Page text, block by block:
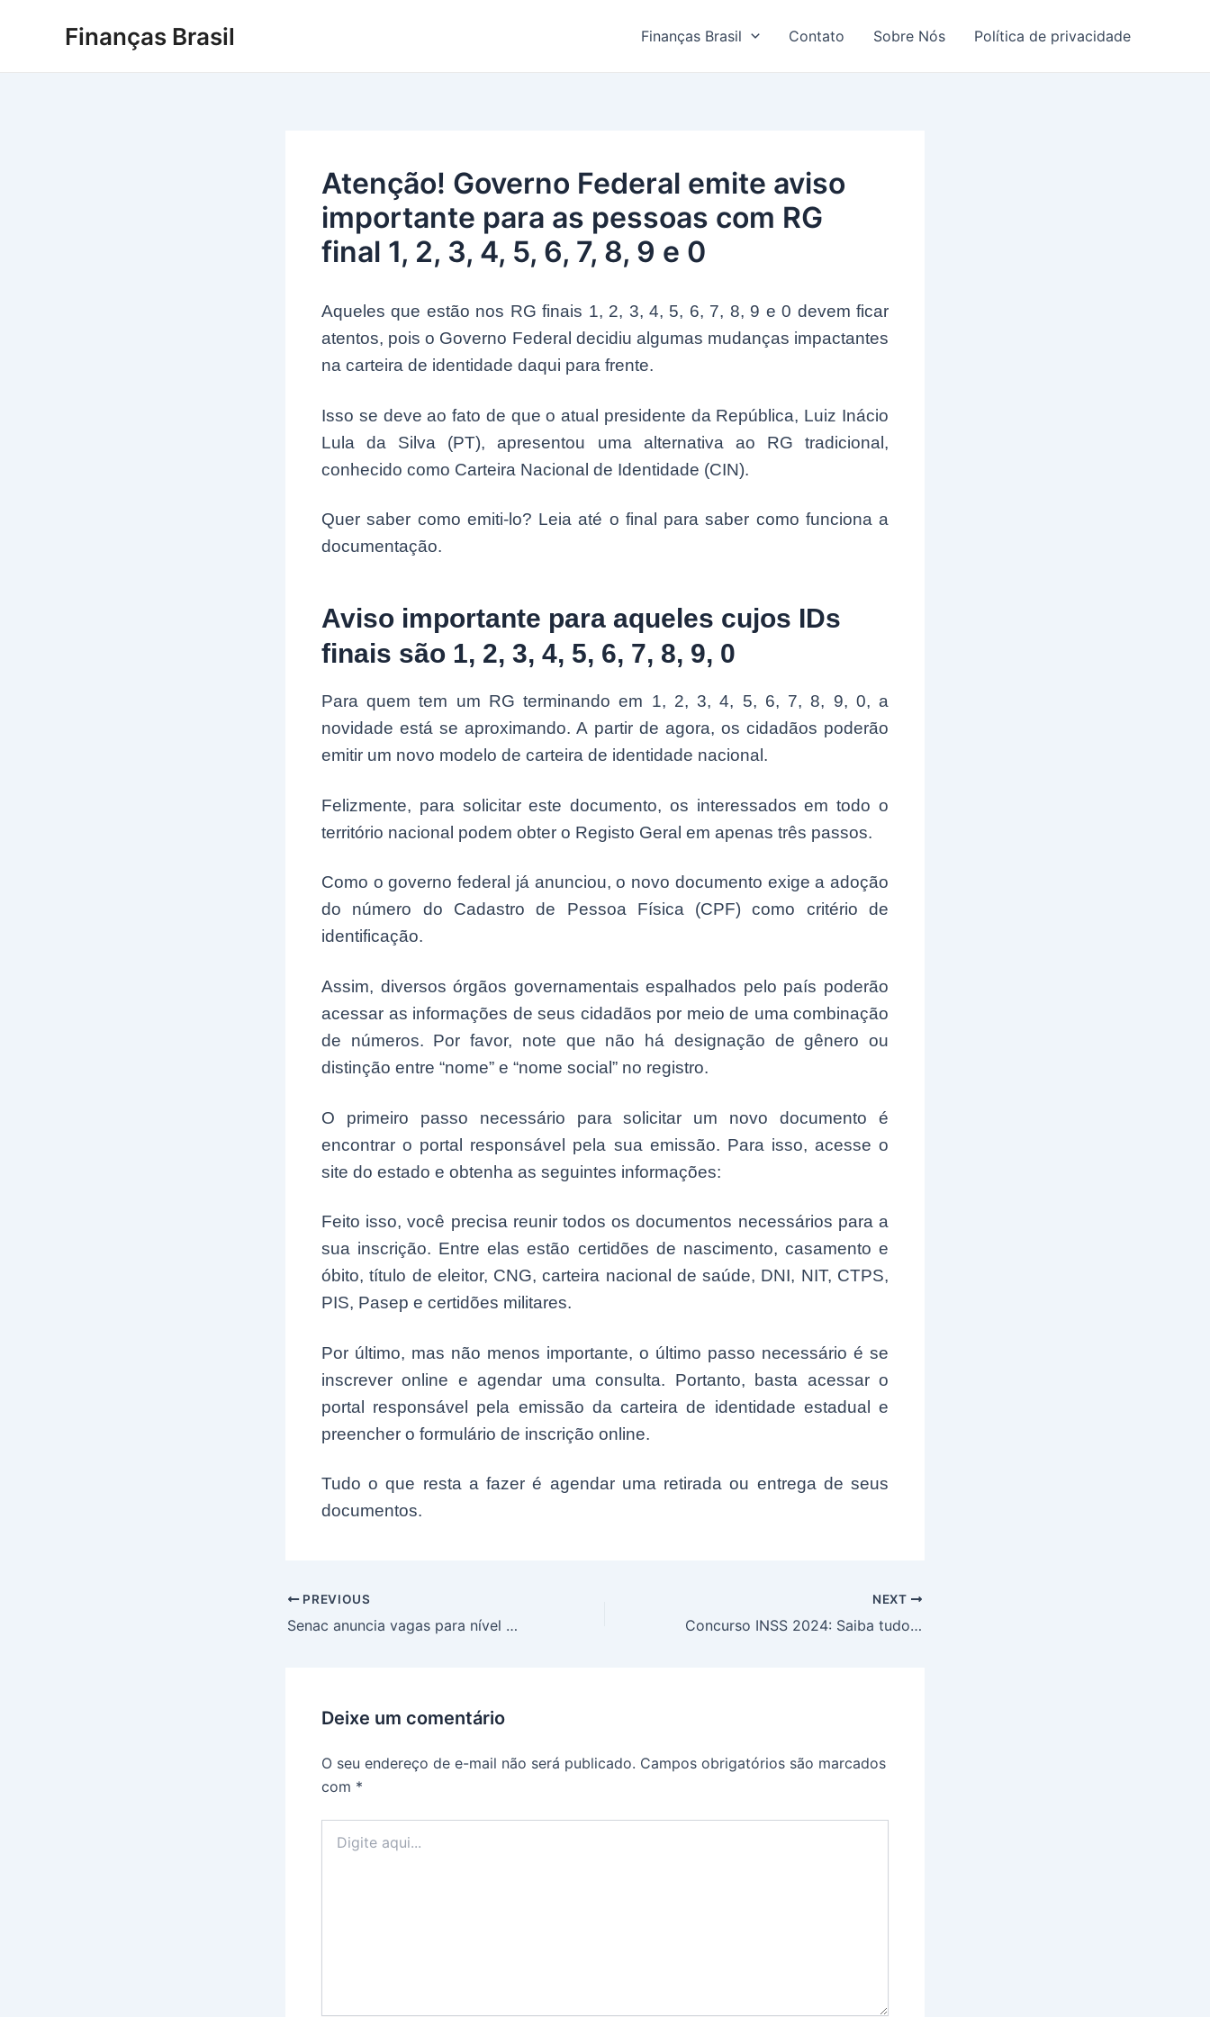
Finanças Brasil Finanças Brasil Contato Sobre Nós Política de privacidade
Atenção! Governo Federal emite aviso
importante para as pessoas com RG
final 1, 2, 3, 4, 5, 6, 7, 8, 9 e 0
Aqueles que estão nos RG finais 1, 2, 3, 4, 5, 6, 7, 8, 9 e 0 devem ficar
atentos, pois o Governo Federal decidiu algumas mudanças impactantes
na carteira de identidade daqui para frente.
Isso se deve ao fato de que o atual presidente da República, Luiz Inácio
Lula da Silva (PT), apresentou uma alternativa ao RG tradicional,
conhecido como Carteira Nacional de Identidade (CIN).
Quer saber como emiti-lo? Leia até o final para saber como funciona a
documentação.
Aviso importante para aqueles cujos IDs
finais são 1, 2, 3, 4, 5, 6, 7, 8, 9, 0
Para quem tem um RG terminando em 1, 2, 3, 4, 5, 6, 7, 8, 9, 0, a
novidade está se aproximando. A partir de agora, os cidadãos poderão
emitir um novo modelo de carteira de identidade nacional.
Felizmente, para solicitar este documento, os interessados em todo o
território nacional podem obter o Registo Geral em apenas três passos.
Como o governo federal já anunciou, o novo documento exige a adoção
do número do Cadastro de Pessoa Física (CPF) como critério de
identificação.
Assim, diversos órgãos governamentais espalhados pelo país poderão
acessar as informações de seus cidadãos por meio de uma combinação
de números. Por favor, note que não há designação de gênero ou
distinção entre “nome” e “nome social” no registro.
O primeiro passo necessário para solicitar um novo documento é
encontrar o portal responsável pela sua emissão. Para isso, acesse o
site do estado e obtenha as seguintes informações:
Feito isso, você precisa reunir todos os documentos necessários para a
sua inscrição. Entre elas estão certidões de nascimento, casamento e
óbito, título de eleitor, CNG, carteira nacional de saúde, DNI, NIT, CTPS,
PIS, Pasep e certidões militares.
Por último, mas não menos importante, o último passo necessário é se
inscrever online e agendar uma consulta. Portanto, basta acessar o
portal responsável pela emissão da carteira de identidade estadual e
preencher o formulário de inscrição online.
Tudo o que resta a fazer é agendar uma retirada ou entrega de seus
documentos.
Post
navigation
PREVIOUS
Senac anuncia vagas para nível médio e superior com salários até R$ 5,2 mil mais benefícios em áreas como beleza, saúde e tecnologia.
NEXT
Concurso INSS 2024: Saiba tudo sobre edital com 1.574 vagas e salários de até R$ 16.533,99
Deixe um comentário
O seu endereço de e-mail não será publicado. Campos obrigatórios são marcados
com *
aqui...